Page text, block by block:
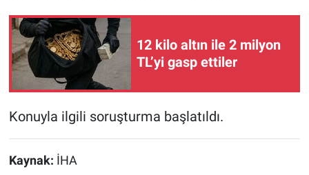
12 kilo altın ile 2 milyon
TL’yi gasp ettiler
Konuyla ilgili soruşturma başlatıldı.
Kaynak: İHA